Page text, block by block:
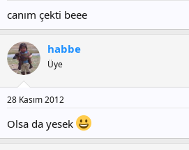
canım çekti beee
habbe
Üye
28 Kasım 2012
Olsa da yesek